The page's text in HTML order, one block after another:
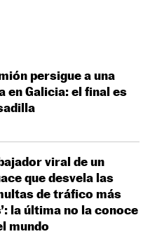
persigue a una
en Galicia: el final es
viral de un
que desvela las
de tráfico más
la última no la conoce
mundo